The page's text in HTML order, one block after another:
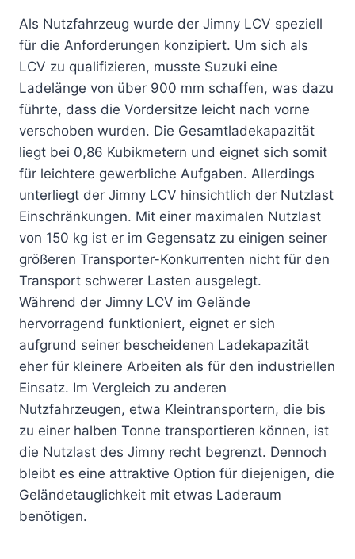
Als Nutzfahrzeug wurde der Jimny LCV speziell
für die Anforderungen konzipiert. Um sich als
LCV zu qualifizieren, musste Suzuki eine
Ladelänge von über 900 mm schaffen, was dazu
führte, dass die Vordersitze leicht nach vorne
verschoben wurden. Die Gesamtladekapazität
liegt bei 0,86 Kubikmetern und eignet sich somit
für leichtere gewerbliche Aufgaben. Allerdings
unterliegt der Jimny LCV hinsichtlich der Nutzlast
Einschränkungen. Mit einer maximalen Nutzlast
von 150 kg ist er im Gegensatz zu einigen seiner
größeren Transporter-Konkurrenten nicht für den
Transport schwerer Lasten ausgelegt.
Während der Jimny LCV im Gelände
hervorragend funktioniert, eignet er sich
aufgrund seiner bescheidenen Ladekapazität
eher für kleinere Arbeiten als für den industriellen
Einsatz. Im Vergleich zu anderen
Nutzfahrzeugen, etwa Kleintransportern, die bis
zu einer halben Tonne transportieren können, ist
die Nutzlast des Jimny recht begrenzt. Dennoch
bleibt es eine attraktive Option für diejenigen, die
Geländetauglichkeit mit etwas Laderaum
benötigen.